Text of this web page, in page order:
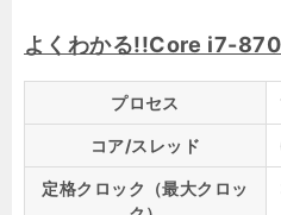
よくわかる!!Core i7-
プロセス
コア/スレッド
定格クロック（最大クロッ